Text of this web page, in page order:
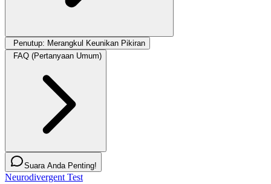
Penutup: Merangkul Keunikan Pikiran
FAQ (Pertanyaan Umum)
Suara Anda Penting!
Neurodivergent Test